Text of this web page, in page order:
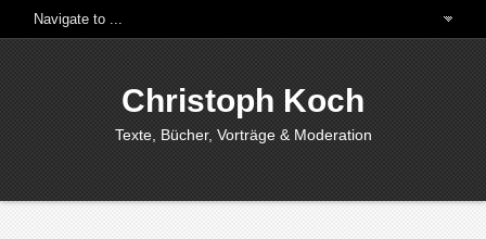
Christoph Koch
Texte, Bücher, Vorträge & Moderation